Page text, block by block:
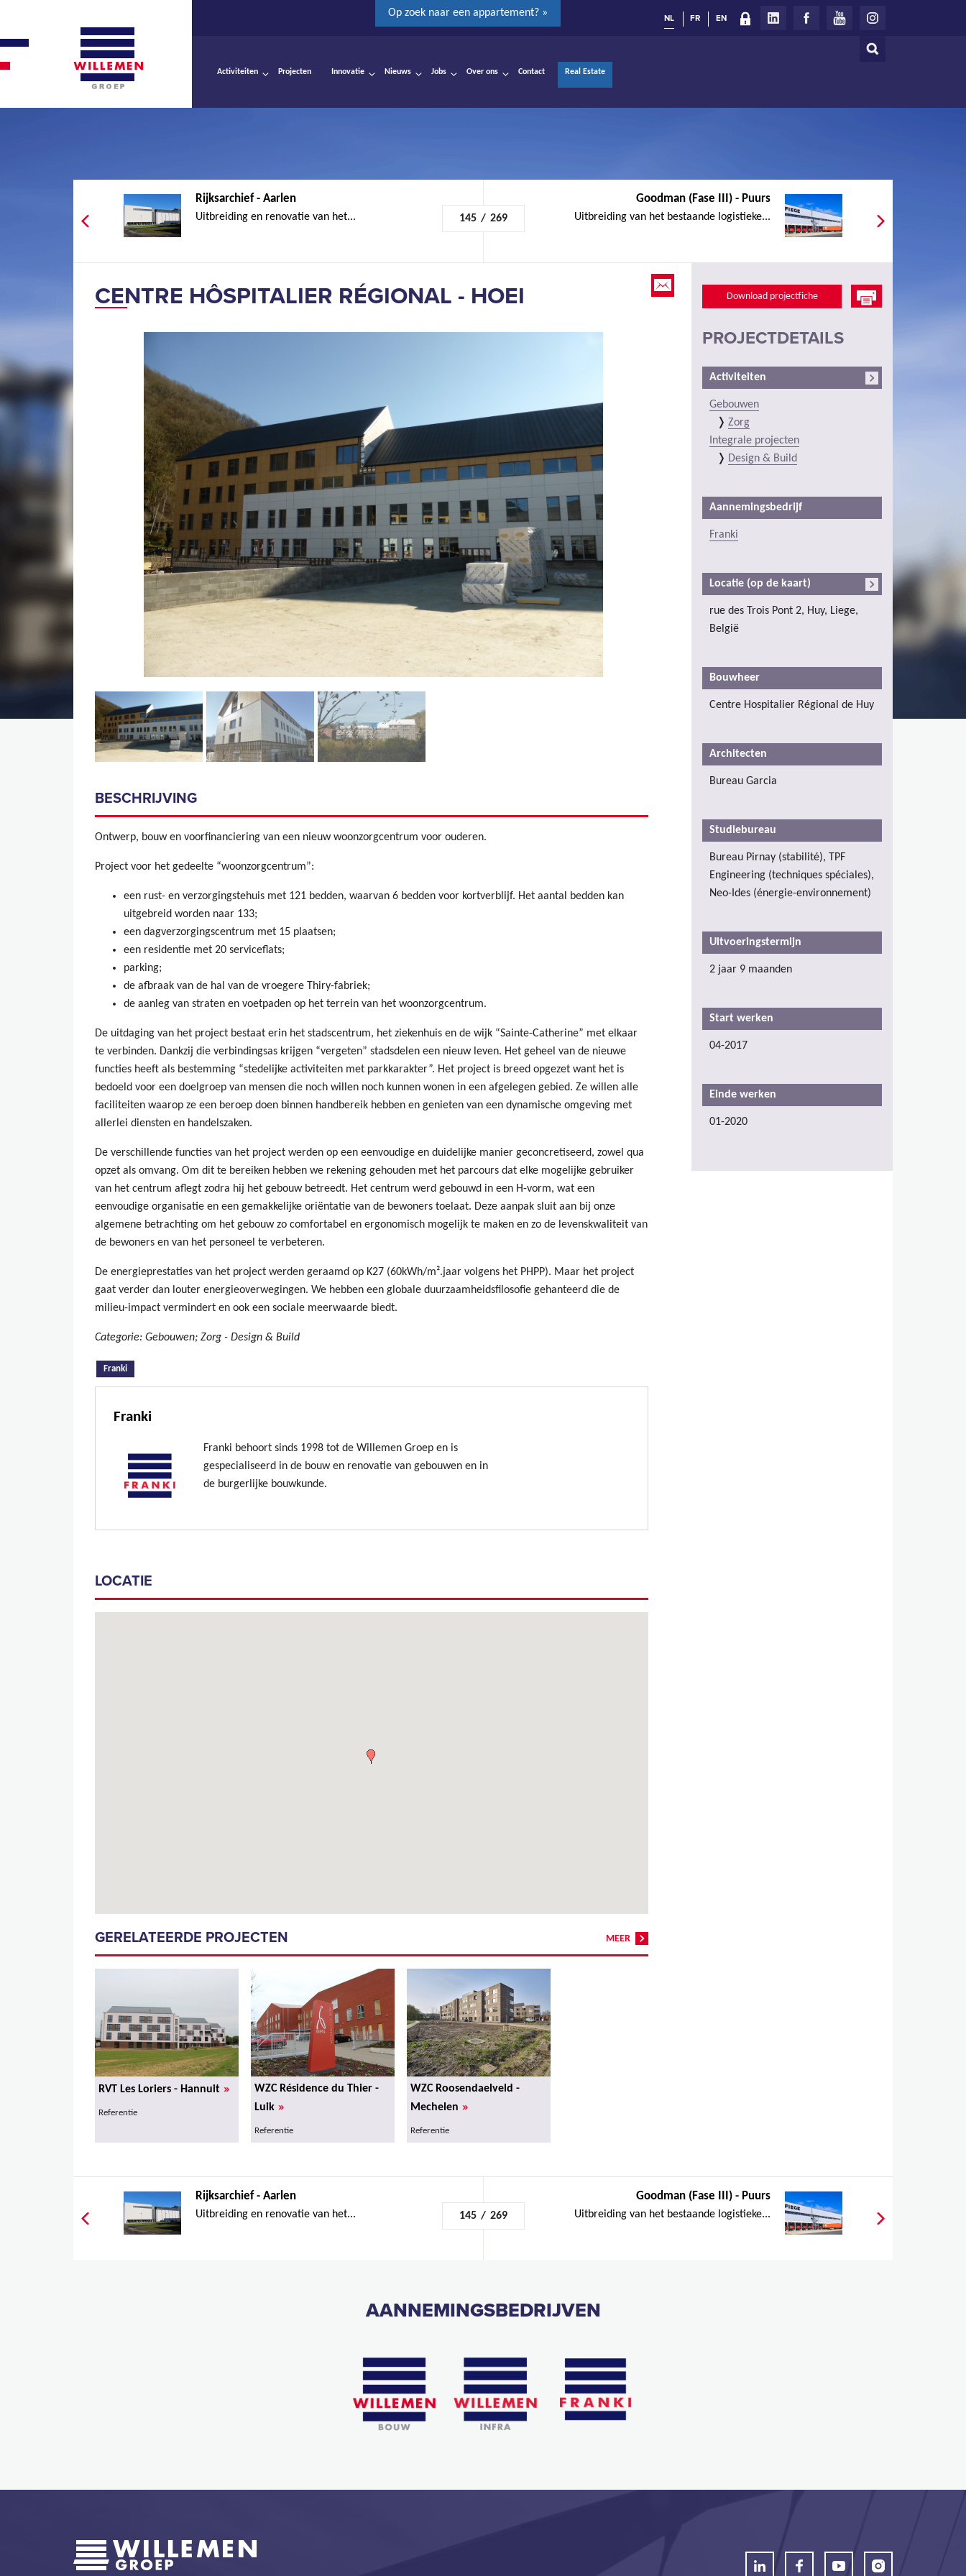
Op zoek naar een appartement? »
Zoeken
NL FR EN
Activiteiten Projecten Innovatie Nieuws Jobs Over ons Contact Real Estate
Rijksarchief - Aarlen
Uitbreiding en renovatie van het... 145 / 269
Goodman (Fase III) - Puurs
Uitbreiding van het bestaande logistieke...
CENTRE HÔSPITALIER RÉGIONAL - HOEI
BESCHRIJVING
Ontwerp, bouw en voorfinanciering van een nieuw woonzorgcentrum voor ouderen.
Project voor het gedeelte “woonzorgcentrum”:
een rust- en verzorgingstehuis met 121 bedden, waarvan 6 bedden voor kortverblijf. Het aantal bedden kan
uitgebreid worden naar 133;
een dagverzorgingscentrum met 15 plaatsen;
een residentie met 20 serviceflats;
parking;
de afbraak van de hal van de vroegere Thiry-fabriek;
de aanleg van straten en voetpaden op het terrein van het woonzorgcentrum.
De uitdaging van het project bestaat erin het stadscentrum, het ziekenhuis en de wijk “Sainte-Catherine” met elkaar
te verbinden. Dankzij die verbindingsas krijgen “vergeten” stadsdelen een nieuw leven. Het geheel van de nieuwe
functies heeft als bestemming “stedelijke activiteiten met parkkarakter”. Het project is breed opgezet want het is
bedoeld voor een doelgroep van mensen die noch willen noch kunnen wonen in een afgelegen gebied. Ze willen alle
faciliteiten waarop ze een beroep doen binnen handbereik hebben en genieten van een dynamische omgeving met
allerlei diensten en handelszaken.
De verschillende functies van het project werden op een eenvoudige en duidelijke manier geconcretiseerd, zowel qua
opzet als omvang. Om dit te bereiken hebben we rekening gehouden met het parcours dat elke mogelijke gebruiker
van het centrum aflegt zodra hij het gebouw betreedt. Het centrum werd gebouwd in een H-vorm, wat een
eenvoudige organisatie en een gemakkelijke oriëntatie van de bewoners toelaat. Deze aanpak sluit aan bij onze
algemene betrachting om het gebouw zo comfortabel en ergonomisch mogelijk te maken en zo de levenskwaliteit van
de bewoners en van het personeel te verbeteren.
De energieprestaties van het project werden geraamd op K27 (60kWh/m².jaar volgens het PHPP). Maar het project
gaat verder dan louter energieoverwegingen. We hebben een globale duurzaamheidsfilosofie gehanteerd die de
milieu-impact vermindert en ook een sociale meerwaarde biedt.
Categorie: Gebouwen; Zorg - Design & Build
Franki
Franki
Franki behoort sinds 1998 tot de Willemen Groep en is
gespecialiseerd in de bouw en renovatie van gebouwen en in
de burgerlijke bouwkunde.
LOCATIE
GERELATEERDE PROJECTEN MEER
RVT Les Loriers - Hannuit »
Referentie
WZC Résidence du Thier -
Luik »
Referentie
WZC Roosendaelveld -
Mechelen »
Referentie
Download projectfiche
PROJECTDETAILS
Activiteiten
Gebouwen
Zorg
Integrale projecten
Design & Build
Aannemingsbedrijf
Franki
Locatie (op de kaart)
rue des Trois Pont 2, Huy, Liege,
België
Bouwheer
Centre Hospitalier Régional de Huy
Architecten
Bureau Garcia
Studiebureau
Bureau Pirnay (stabilité), TPF
Engineering (techniques spéciales),
Neo-Ides (énergie-environnement)
Uitvoeringstermijn
2 jaar 9 maanden
Start werken
04-2017
Einde werken
01-2020
Rijksarchief - Aarlen
Uitbreiding en renovatie van het... 145 / 269
Goodman (Fase III) - Puurs
Uitbreiding van het bestaande logistieke...
AANNEMINGSBEDRIJVEN